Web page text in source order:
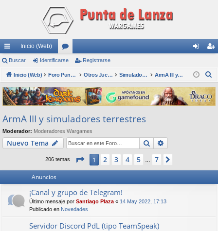
nl
ac
es
rá
pi
do
s
Inicio (Web)
or
os nti
fic
ar
ist
ra
rs
Buscar Identificarse Registrarse
Inicio (Web) Foro Punta de Lanza Wargames Otros Juegos Simuladores ArmA III y simuladores terrestres
s
c
ArmA III y simuladores terrestres
Moderador: Moderadores Wargames
Nuevo Tema Buscar
206 temas Página de 7
1 2 3 4 5 7
Anuncios
¡Canal y grupo de Telegram!
Último mensaje por Santiago Plaza « 14 May 2022, 17:13
Publicado en Novedades
Servidor Discord PdL (tipo TeamSpeak)